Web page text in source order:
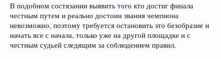
В подобном состязании выявить того кто достиг финала
честным путем и реально достоин звания чемпиона
невозможно, поэтому требуется остановить это безобразие и
начать все с начала, только уже на другой площадке и с
честным судьей следящим за соблюдением правил.